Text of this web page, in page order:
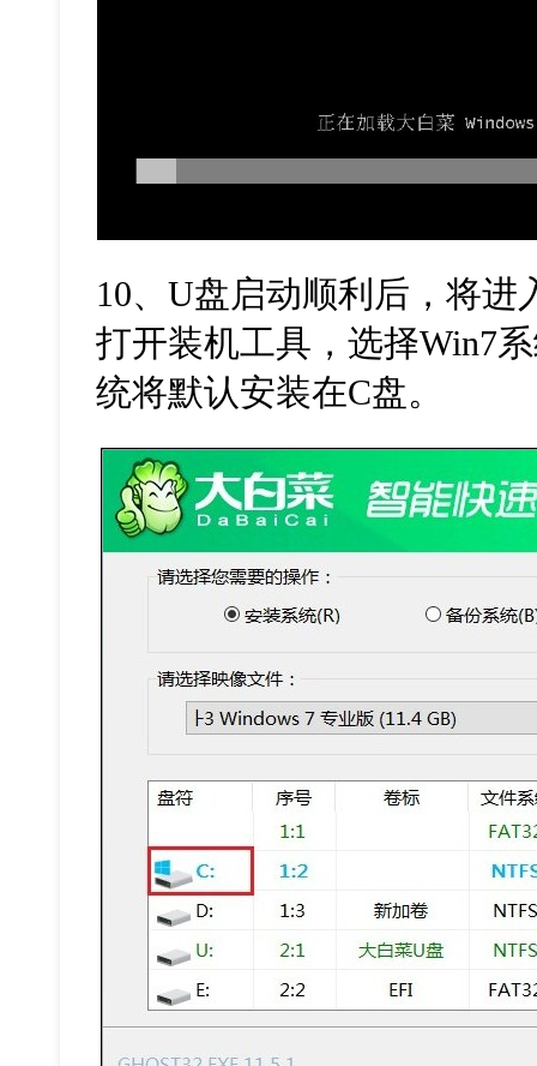
10、U盘启动顺利后，将进
打开装机工具，选择Win7
统将默认安装在C盘。